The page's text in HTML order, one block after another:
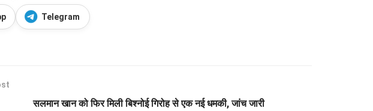
Telegram
सलमान खान को फिर मिली बिश्नोई गिरोह से एक नई धमकी, जांच जारी